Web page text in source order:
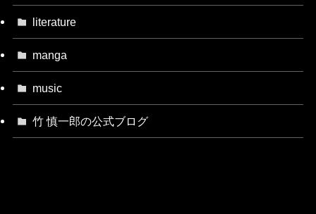
literature
manga
music
竹 慎一郎の公式ブログ